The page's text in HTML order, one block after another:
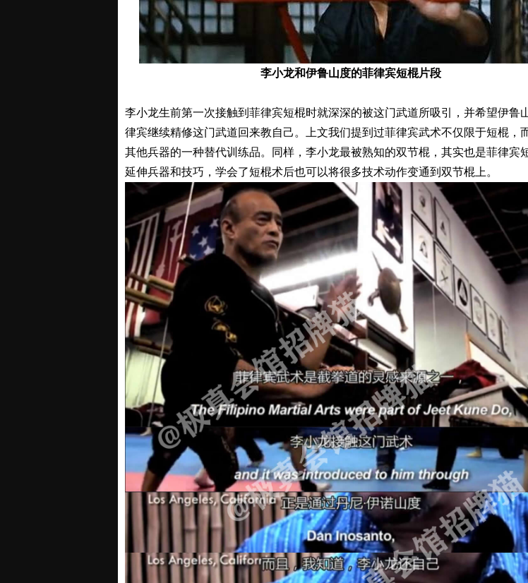
李小龙和伊鲁山度的菲律宾短棍片段
李小龙生前第一次接触到菲律宾短棍时就深深的被这门武道所吸引，并希望伊鲁
律宾继续精修这门武道回来教自己。上文我们提到过菲律宾武术不仅限于短棍，
其他兵器的一种替代训练品。同样，李小龙最被熟知的双节棍，其实也是菲律宾
延伸兵器和技巧，学会了短棍术后也可以将很多技术动作变通到双节棍上。